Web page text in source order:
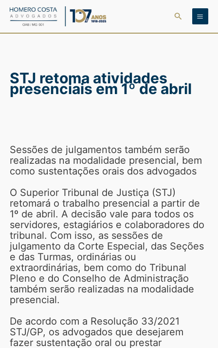
para
Pesquisar
STJ retoma atividades
presenciais em 1º de abril
Sessões de julgamentos também serão
realizadas na modalidade presencial, bem
como sustentações orais dos advogados
O Superior Tribunal de Justiça (STJ)
retomará o trabalho presencial a partir de
1º de abril. A decisão vale para todos os
servidores, estagiários e colaboradores do
tribunal. Com isso, as sessões de
julgamento da Corte Especial, das Seções
e das Turmas, ordinárias ou
extraordinárias, bem como do Tribunal
Pleno e do Conselho de Administração
também serão realizadas na modalidade
presencial.
De acordo com a Resolução 33/2021
STJ/GP, os advogados que desejarem
fazer sustentação oral ou prestar